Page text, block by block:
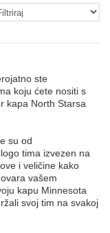
ste
koju ćete nositi s
kapa North Starsa
su od
tima izvezen na
i veličine kako
vašem
kapu Minnesota
svoj tim na svakoj